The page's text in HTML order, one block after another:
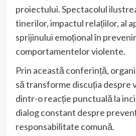
proiectului. Spectacolul
tinerilor, impactul relațiilor, al
sprijinului emoțional în
comportamentelor violente.
Prin această conferință,
să transforme discuția despre
dintr-o reacție punctuală la
dialog constant despre
responsabilitate comună.